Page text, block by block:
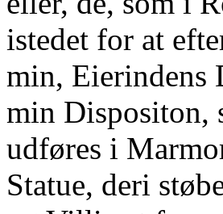
istedet for at
min, Eierindens
min Dispositon,
udføres i
Statue, deri